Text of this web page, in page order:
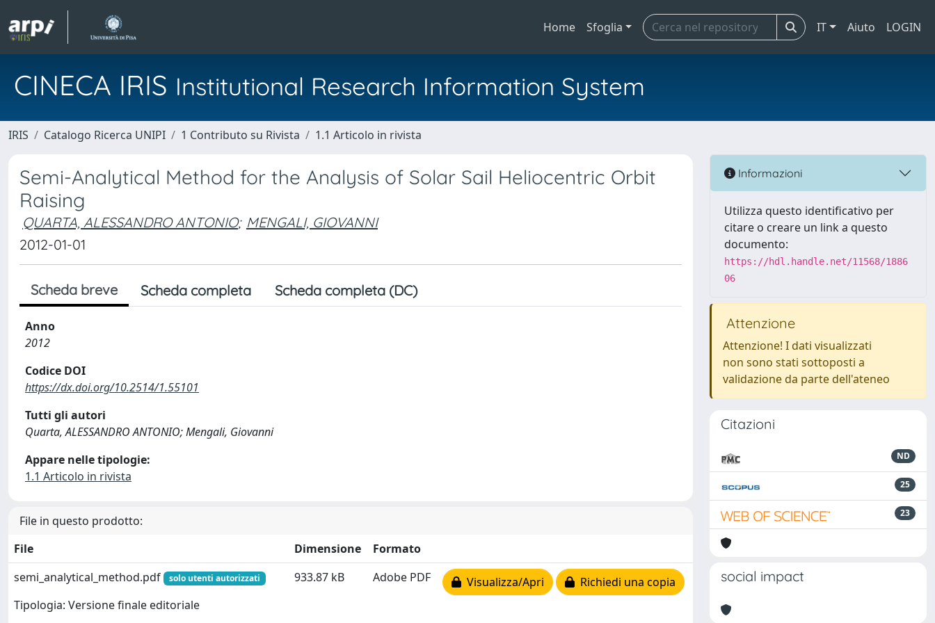
Home Sfoglia IT Aiuto LOGIN
CINECA IRIS Institutional Research Information System
IRIS Catalogo Ricerca UNIPI 1 Contributo su Rivista 1.1 Articolo in rivista
Semi-Analytical Method for the Analysis of Solar Sail Heliocentric Orbit
Raising
QUARTA, ALESSANDRO ANTONIO; MENGALI, GIOVANNI
2012-01-01
Scheda breve Scheda completa Scheda completa (DC)
Anno
2012
Codice DOI
https://dx.doi.org/10.2514/1.55101
Tutti gli autori
Quarta, ALESSANDRO ANTONIO; Mengali, Giovanni
Appare nelle tipologie:
1.1 Articolo in rivista
File in questo prodotto:
File
Dimensione
Formato
semi_analytical_method.pdf
solo utenti autorizzati
Tipologia: Versione finale editoriale
933.87 kB Adobe PDF Visualizza/Apri Richiedi una copia
Informazioni
Utilizza questo identificativo per
citare o creare un link a questo
documento:
https://hdl.handle.net/11568/1886
06
Attenzione
Attenzione! I dati visualizzati
non sono stati sottoposti a
validazione da parte dell'ateneo
Citazioni
ND
25
23
social impact